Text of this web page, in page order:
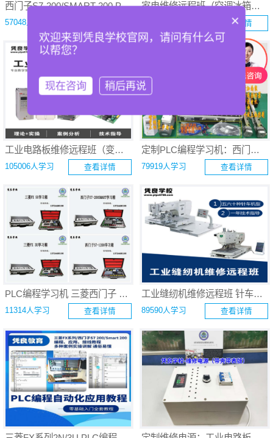
西门子S7-200/SMART 200 PLC编程自动化应用远程班
57048人学习
家电维修远程班（空调冰箱液晶电视维修培训、洗衣机、空调制冷、微波炉、热水器等）
查看详情
工业电路板维修远程班（变频器维修教程/伺服维修教程/电控维修教程）
105006人学习 查看详情
定制PLC编程学习机：西门子S7-200/SMART200 PLC 学习箱
79919人学习 查看详情
PLC编程学习机 三菱西门子 PLC编程自动化应用学习箱定制
11314人学习 查看详情
工业缝纫机维修远程班 针车机修培训（服装/手袋/鞋业/箱包/常用车/专机/特种机/花样机）
89590人学习 查看详情
×
欢迎来到凭良学校官网，请问有什么可
以帮您？
现在咨询 稍后再说